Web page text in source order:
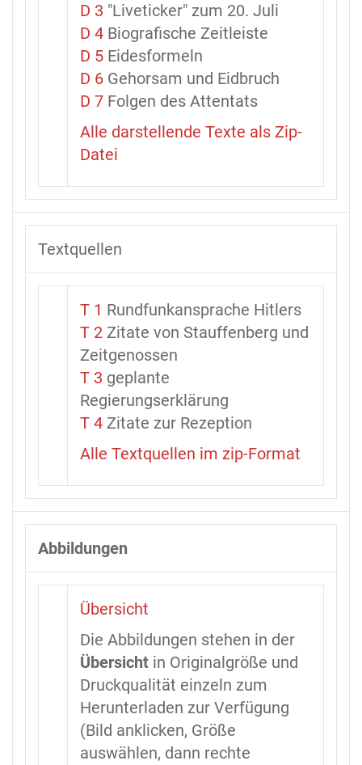
D 3 "Liveticker" zum 20. Juli
D 4 Biografische Zeitleiste
D 5 Eidesformeln
D 6 Gehorsam und Eidbruch
D 7 Folgen des Attentats
Alle darstellende Texte als Zip-
Datei
Textquellen
T 1 Rundfunkansprache Hitlers
T 2 Zitate von Stauffenberg und
Zeitgenossen
T 3 geplante
Regierungserklärung
T 4 Zitate zur Rezeption
Alle Textquellen im zip-Format
Abbildungen
Übersicht
Die Abbildungen stehen in der
Übersicht in Originalgröße und
Druckqualität einzeln zum
Herunterladen zur Verfügung
(Bild anklicken, Größe
auswählen, dann rechte